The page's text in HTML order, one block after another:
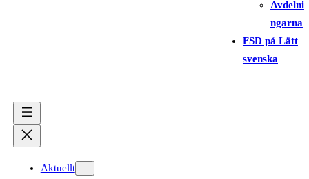
Avdelni
ngarna
FSD på Lätt
svenska
Aktuellt